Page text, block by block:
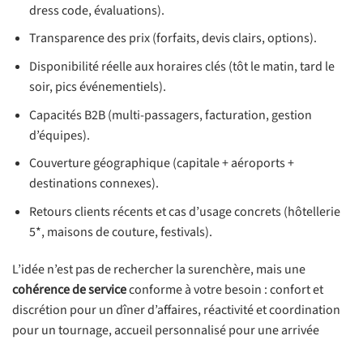
dress code, évaluations).
Transparence des prix (forfaits, devis clairs, options).
Disponibilité réelle aux horaires clés (tôt le matin, tard le
soir, pics événementiels).
Capacités B2B (multi-passagers, facturation, gestion
d’équipes).
Couverture géographique (capitale + aéroports +
destinations connexes).
Retours clients récents et cas d’usage concrets (hôtellerie
5*, maisons de couture, festivals).
L’idée n’est pas de rechercher la surenchère, mais une
cohérence de serviceconforme à votre besoin : confort et
discrétion pour un dîner d’affaires, réactivité et coordination
pour un tournage, accueil personnalisé pour une arrivée